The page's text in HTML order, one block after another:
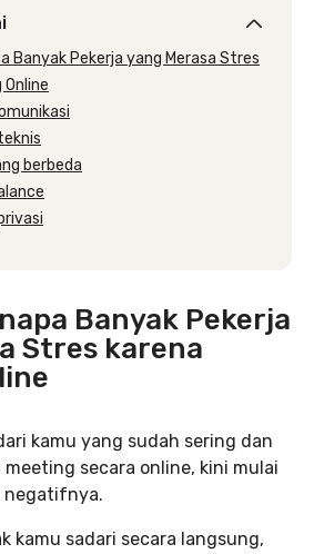
Banyak Pekerja yang Merasa Stres
berbeda
Banyak Pekerja
Stres karena
kamu yang sudah sering dan
secara online, kini mulai
negatifnya.
kamu sadari secara langsung,